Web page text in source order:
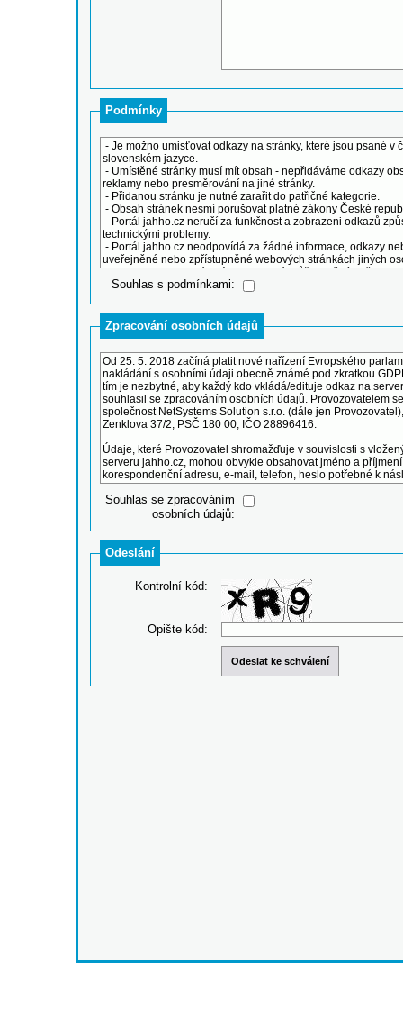
Podmínky
Souhlas s podmínkami:
Zpracování osobních údajů
Souhlas se zpracováním
osobních údajů:
Odeslání
Kontrolní kód:
Opište kód: